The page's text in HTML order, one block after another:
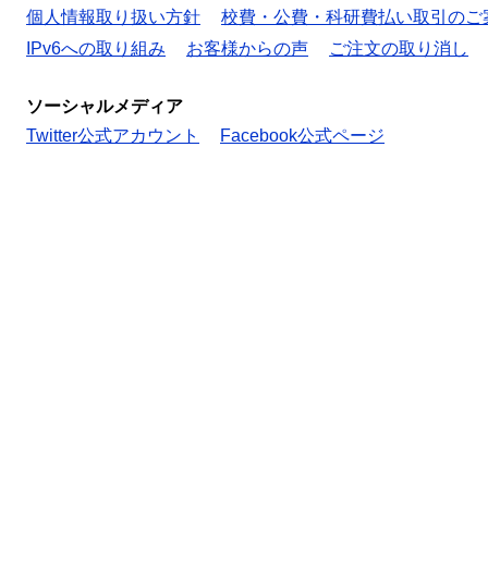
個人情報取り扱い方針
校費・公費・科研費払い取引のご
IPv6への取り組み
お客様からの声 ご注文の取り消し
ソーシャルメディア
Twitter公式アカウント
Facebook公式ページ